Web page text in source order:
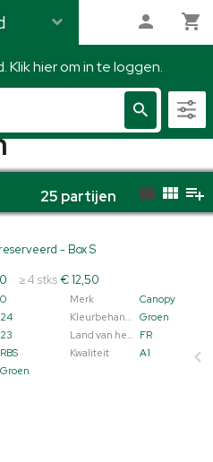
Klik hier om in te loggen.
25 partijen
- Box S
≥ 4 stks€ 12,50
0 Merk
Canopy
24
Groen
23
FR
RBS Kwaliteit
A1
Groen
S
te kunnen kopen.